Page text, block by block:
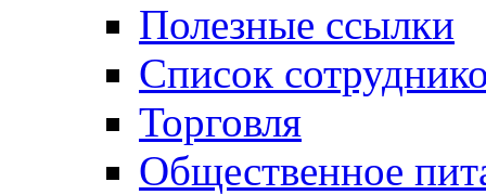
Полезные ссылки
Список
Торговля
Общественное